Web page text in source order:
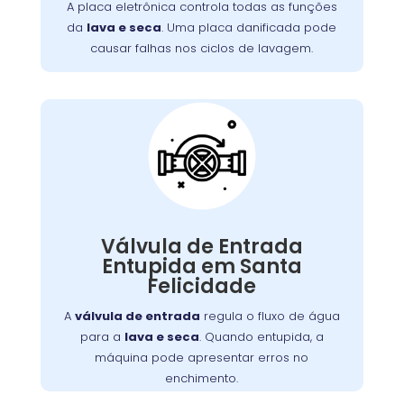
A placa eletrônica controla todas as funções
da lava e seca. Uma placa danificada pode
causar falhas nos ciclos de lavagem.
feita por um técnico especializado para
garantir o retorno ao funcionamento normal e
evitar danos adicionais.
Válvula de Entrada
Entupida em Santa
Felicidade
A válvula de entrada regula o fluxo de água
para a lava e seca. Quando entupida, a
máquina pode apresentar erros no
enchimento.
Válvula de Entrada de
Água Entupida
válvula de entrada de água da máquina
é responsável por controlar o fluxo
pode causar baixa pressão ou impedir
totalmente a entrada de água, afetando a
eficiência da lavagem.
Os sintomas incluem
no tambor
. Limpe a válvula regularmente para
evitar acúmulo de detritos e mantenha o
desempenho ideal da máquina.